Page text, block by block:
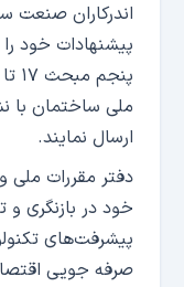
اندرکاران صنعت
پیشنهادات
ارسال نمایند.
دفتر مقررات ملی
خود در بازنگری
پیشرفت‌های
صرفه جویی